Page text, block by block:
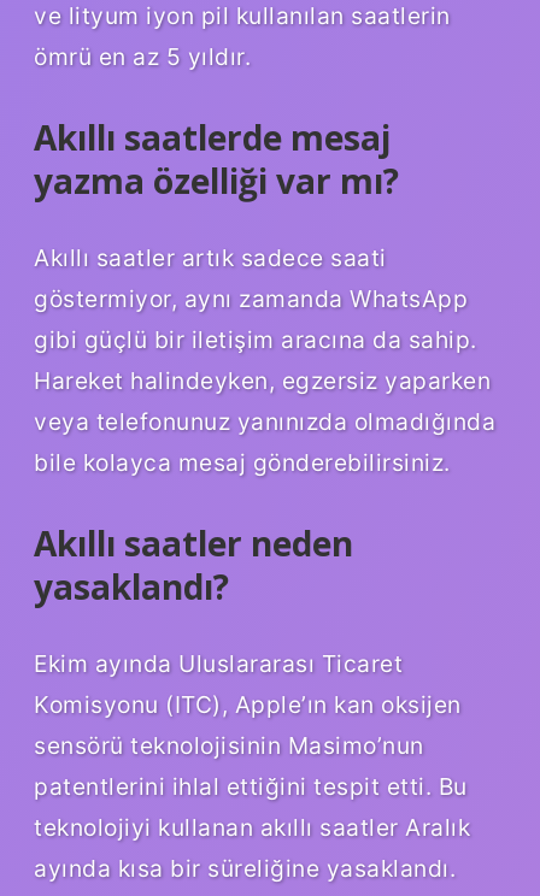
ve lityum iyon pil kullanılan saatlerin
ömrü en az 5 yıldır.
Akıllı saatlerde mesaj
yazma özelliği var mı?
Akıllı saatler artık sadece saati
göstermiyor, aynı zamanda WhatsApp
gibi güçlü bir iletişim aracına da sahip.
Hareket halindeyken, egzersiz yaparken
veya telefonunuz yanınızda olmadığında
bile kolayca mesaj gönderebilirsiniz.
Akıllı saatler neden
yasaklandı?
Ekim ayında Uluslararası Ticaret
Komisyonu (ITC), Apple’ın kan oksijen
sensörü teknolojisinin Masimo’nun
patentlerini ihlal ettiğini tespit etti. Bu
teknolojiyi kullanan akıllı saatler Aralık
ayında kısa bir süreliğine yasaklandı.